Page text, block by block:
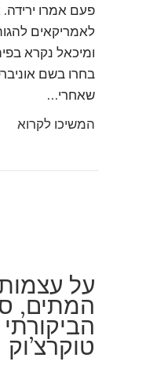
פעם אמרו
לאמריקאים
ומיכאל נקרא
בחרו בשם
שאחרי…
המשיכו לקרוא
על
המתים,
טוקרצ’וק